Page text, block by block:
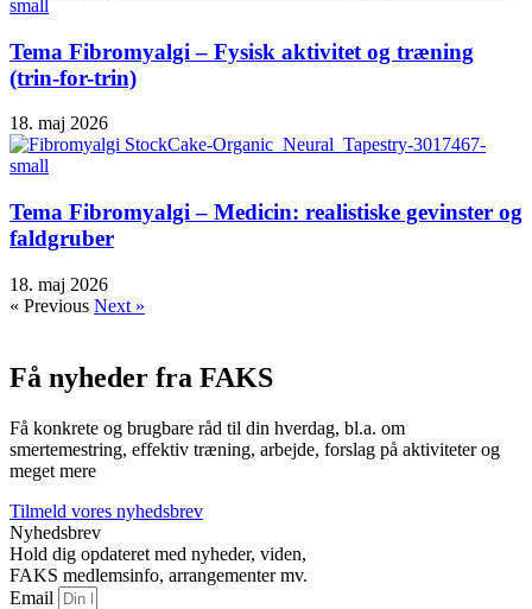
Tema Fibromyalgi – Fysisk aktivitet og træning
(trin-for-trin)
18. maj 2026
Tema Fibromyalgi – Medicin: realistiske gevinster og
faldgruber
18. maj 2026
« Previous Next »
Få nyheder fra FAKS
Få konkrete og brugbare råd til din hverdag, bl.a. om
smertemestring, effektiv træning, arbejde, forslag på aktiviteter og
meget mere
Tilmeld vores nyhedsbrev
Nyhedsbrev
Hold dig opdateret med nyheder, viden,
FAKS medlemsinfo, arrangementer mv.
Email